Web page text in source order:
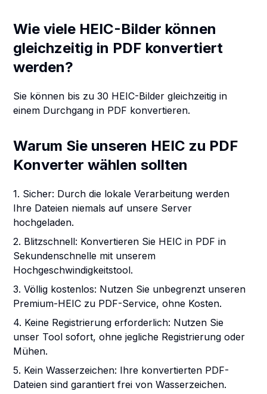
Wie viele HEIC-Bilder können
gleichzeitig in PDF konvertiert
werden?
Sie können bis zu 30 HEIC-Bilder gleichzeitig in
einem Durchgang in PDF konvertieren.
Warum Sie unseren HEIC zu PDF
Konverter wählen sollten
1. Sicher: Durch die lokale Verarbeitung werden
Ihre Dateien niemals auf unsere Server
hochgeladen.
2. Blitzschnell: Konvertieren Sie HEIC in PDF in
Sekundenschnelle mit unserem
Hochgeschwindigkeitstool.
3. Völlig kostenlos: Nutzen Sie unbegrenzt unseren
Premium-HEIC zu PDF-Service, ohne Kosten.
4. Keine Registrierung erforderlich: Nutzen Sie
unser Tool sofort, ohne jegliche Registrierung oder
Mühen.
5. Kein Wasserzeichen: Ihre konvertierten PDF-
Dateien sind garantiert frei von Wasserzeichen.